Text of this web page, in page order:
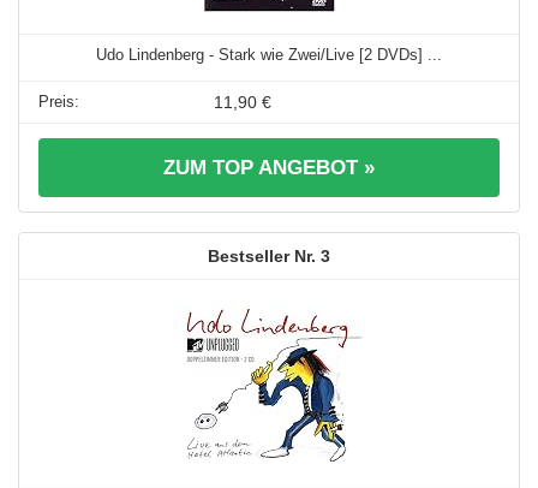
Udo Lindenberg - Stark wie Zwei/Live [2 DVDs] ...
11,90 €
ZUM TOP ANGEBOT »
3